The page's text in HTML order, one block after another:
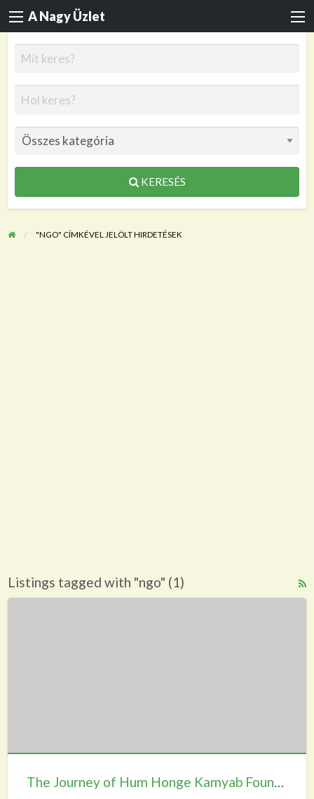
A Nagy Üzlet
KERESÉS
"NGO" CÍMKÉVEL JELÖLT HIRDETÉSEK
Listings tagged with "ngo" (1)
The Journey of Hum Honge Kamyab Foundation